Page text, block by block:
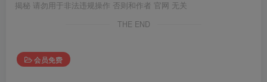
揭秘 请勿用于非法违规操作 否则和作者 官网 无关
THE END
会员免费